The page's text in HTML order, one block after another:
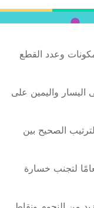
وعدد القطع
اليسار واليمين على
الصحيح بين
لتجنب خسارة